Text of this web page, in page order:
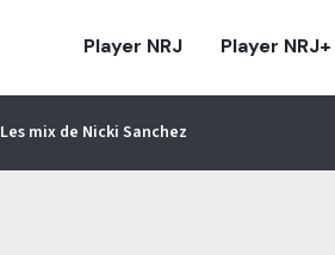
Player NRJ Player NRJ+
Les mix de Nicki Sanchez